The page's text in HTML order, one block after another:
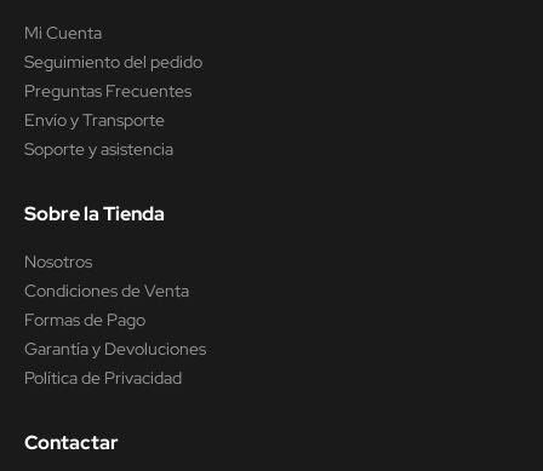
Mi Cuenta
Seguimiento del pedido
Preguntas Frecuentes
Envío y Transporte
Soporte y asistencia
Sobre la Tienda
Nosotros
Condiciones de Venta
Formas de Pago
Garantía y Devoluciones
Política de Privacidad
Contactar